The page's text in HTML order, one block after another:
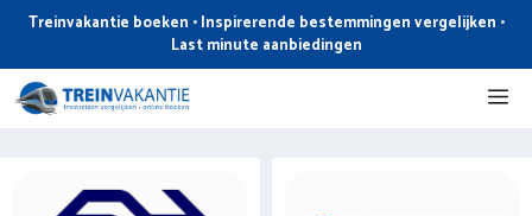
de
inhoud
Treinvakantie boeken • Inspirerende bestemmingen vergelijken •
Last minute aanbiedingen